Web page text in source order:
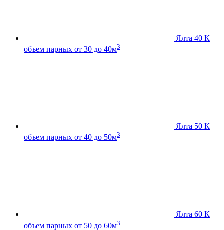
Ялта 40 К
объем парных от 30 до 40м3
Ялта 50 К
объем парных от 40 до 50м3
Ялта 60 К
объем парных от 50 до 60м3